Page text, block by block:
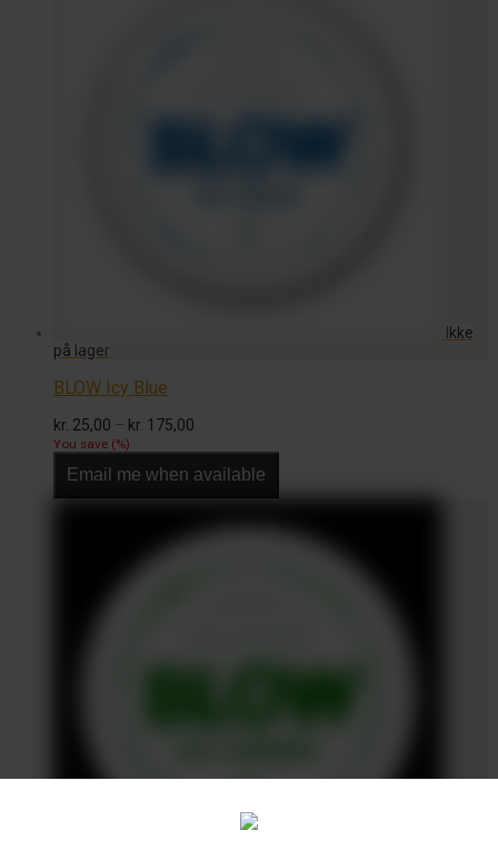
BLOW Icy Blue
kr. 25,00 – kr. 175,00
kr. 175,00
You save (%)
Email me when available